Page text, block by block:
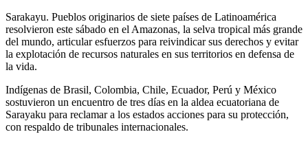
Sarakayu. Pueblos originarios de siete países de Latinoamérica
resolvieron este sábado en el Amazonas, la selva tropical más grande
del mundo, articular esfuerzos para reivindicar sus derechos y evitar
la explotación de recursos naturales en sus territorios en defensa de
la vida.
Indígenas de Brasil, Colombia, Chile, Ecuador, Perú y México
sostuvieron un encuentro de tres días en la aldea ecuatoriana de
Sarayaku para reclamar a los estados acciones para su protección,
con respaldo de tribunales internacionales.